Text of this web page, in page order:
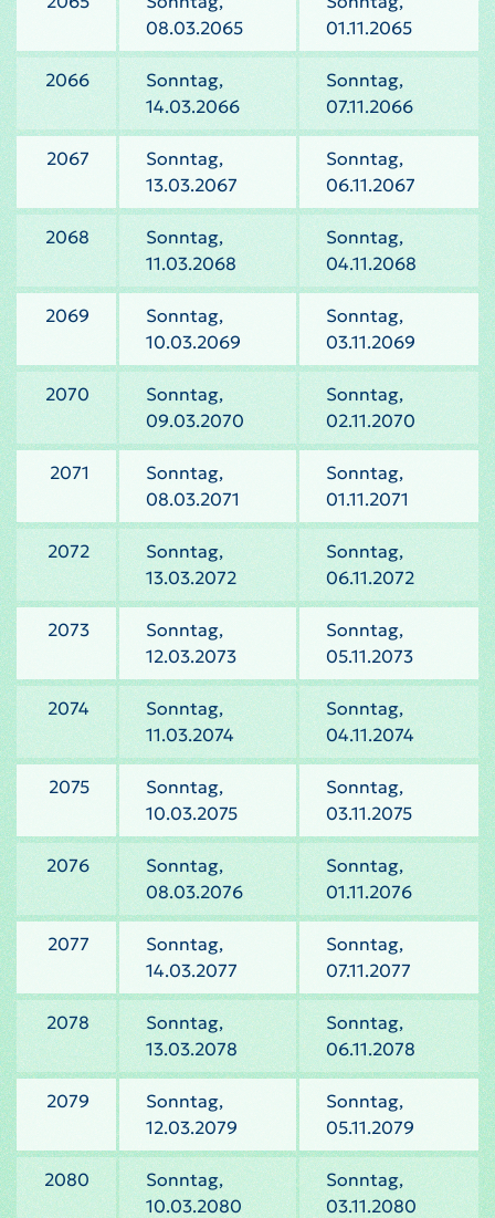
08.03.2065
01.11.2065
2066
Sonntag,
14.03.2066
Sonntag,
07.11.2066
2067
Sonntag,
13.03.2067
Sonntag,
06.11.2067
2068
Sonntag,
11.03.2068
Sonntag,
04.11.2068
2069
Sonntag,
10.03.2069
Sonntag,
03.11.2069
2070
Sonntag,
09.03.2070
Sonntag,
02.11.2070
2071
Sonntag,
08.03.2071
Sonntag,
01.11.2071
2072
Sonntag,
13.03.2072
Sonntag,
06.11.2072
2073
Sonntag,
12.03.2073
Sonntag,
05.11.2073
2074
Sonntag,
11.03.2074
Sonntag,
04.11.2074
2075
Sonntag,
10.03.2075
Sonntag,
03.11.2075
2076
Sonntag,
08.03.2076
Sonntag,
01.11.2076
2077
Sonntag,
14.03.2077
Sonntag,
07.11.2077
2078
Sonntag,
13.03.2078
Sonntag,
06.11.2078
2079
Sonntag,
12.03.2079
Sonntag,
05.11.2079
2080
Sonntag,
10.03.2080
Sonntag,
03.11.2080